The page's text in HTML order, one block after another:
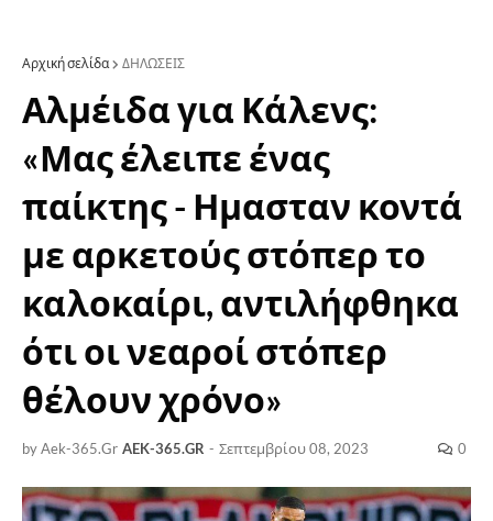
Αρχική σελίδα ΔΗΛΩΣΕΙΣ
Αλμέιδα για Κάλενς:
«Μας έλειπε ένας
παίκτης - Ημασταν κοντά
με αρκετούς στόπερ το
καλοκαίρι, αντιλήφθηκα
ότι οι νεαροί στόπερ
θέλουν χρόνο»
by Aek-365.Gr AEK-365.GR - Σεπτεμβρίου 08, 2023 0